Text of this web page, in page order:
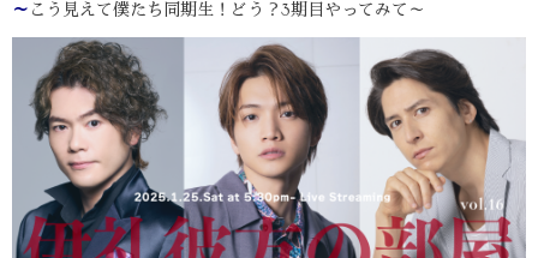
～ こう見えて僕たち同期生！どう？3期目やってみて～